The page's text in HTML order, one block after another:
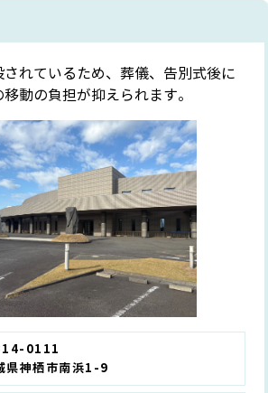
されているため、葬儀、告別式後に
動の負担が抑えられます。
0111
県神栖市南浜1-9